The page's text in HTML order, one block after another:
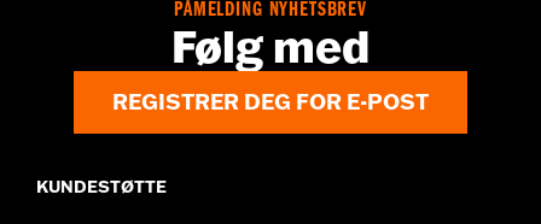
PÅMELDING NYHETSBREV
Følg med
REGISTRER DEG FOR E-POST
KUNDESTØTTE